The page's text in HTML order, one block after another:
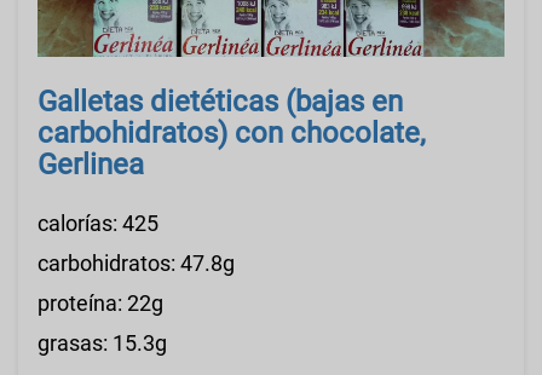
Galletas dietéticas (bajas en
carbohidratos) con chocolate,
Gerlinea
calorías: 425
carbohidratos: 47.8g
proteína: 22g
grasas: 15.3g